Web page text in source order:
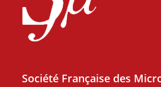
Société Française des